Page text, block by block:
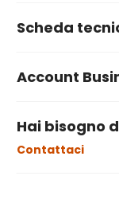
Scheda
Account
Hai bisogno
Contattaci